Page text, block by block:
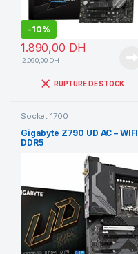
-10%
1.890,00 DH
2.090,00DH
RUPTURE DE STOCK
Socket 1700
Gigabyte Z790 UD AC – WIFI
DDR5